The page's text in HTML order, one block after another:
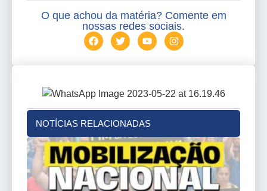
O que achou da matéria? Comente em
nossas redes sociais.
NOTÍCIAS RELACIONADAS